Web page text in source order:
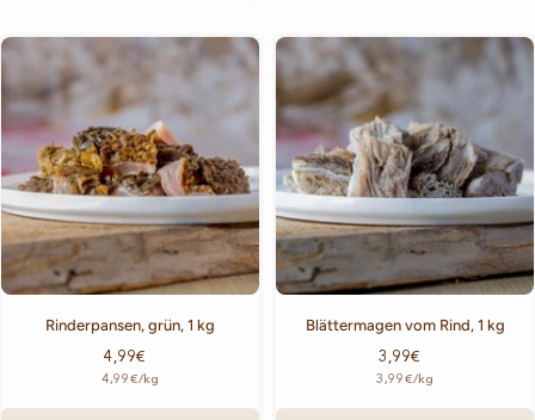
Rinderpansen, grün, 1 kg
Angebotspreis
4,99€
4,99€/kg
Blättermagen vom Rind, 1 kg
Angebotspreis
3,99€
3,99€/kg